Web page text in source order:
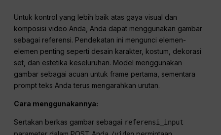
tepi yang sejuk dari lorong.
Warna dominan: amber, krem,
dan cokelat walnut.”
Dengan menentukan cahaya utama, cahaya pengisi, dan
nada aksen, Anda dapat membuat video Sora 2 multi-shot
terasa seperti satu urutan sinematik yang utuh.
Menyesuaikan Komposisi dengan
Masukan Gambar